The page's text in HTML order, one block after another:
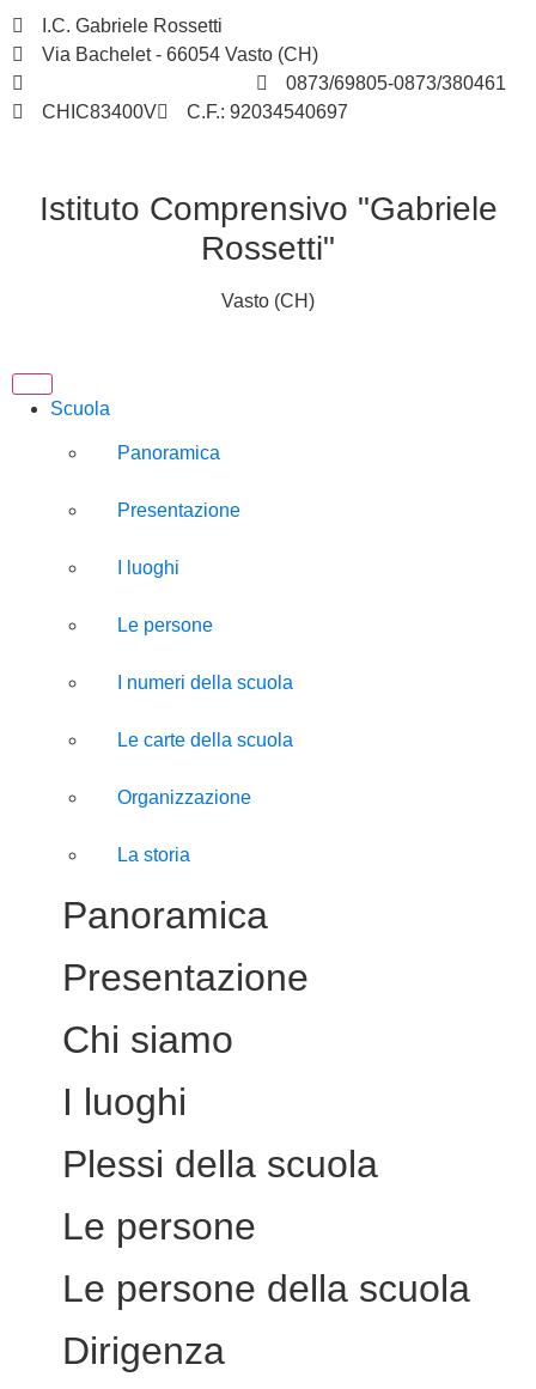
I.C. Gabriele Rossetti
Via Bachelet - 66054 Vasto (CH)
0873/69805-0873/380461
CHIC83400V
C.F.: 92034540697
Istituto Comprensivo "Gabriele
Rossetti"
Vasto (CH)
Scuola
Panoramica
Presentazione
I luoghi
Le persone
I numeri della scuola
Le carte della scuola
Organizzazione
La storia
Panoramica
Presentazione
Chi siamo
I luoghi
Plessi della scuola
Le persone
Le persone della scuola
Dirigenza